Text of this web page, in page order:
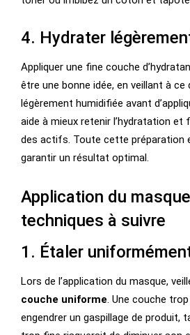
4. Hydrater
Appliquer une fine couche
être une bonne idée, en veillant à
légèrement humidifiée avant
aide à mieux retenir l’hydratation et
des actifs. Toute cette préparation
garantir un résultat optimal.
Application du
techniques à suivre
1. Étaler
Lors de l’application du masque,
couche uniforme. Une couche
engendrer un gaspillage de produit,